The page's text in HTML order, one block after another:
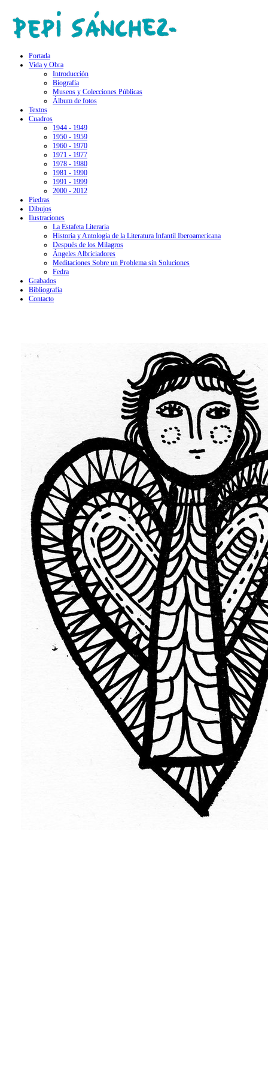
Portada
Vida y Obra
Introducción
Biografía
Museos y Colecciones Públicas
Álbum de fotos
Textos
Cuadros
1944 - 1949
1950 - 1959
1960 - 1970
1971 - 1977
1978 - 1980
1981 - 1990
1991 - 1999
2000 - 2012
Piedras
Dibujos
Ilustraciones
La Estafeta Literaria
Historia y Antología de la Literatura Infantil Iberoamericana
Después de los Milagros
Ángeles Albriciadores
Meditaciones Sobre un Problema sin Soluciones
Fedra
Grabados
Bibliografía
Contacto